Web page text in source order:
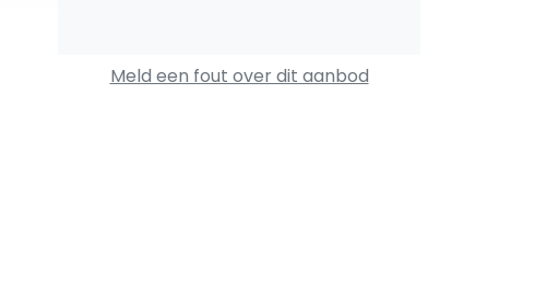
Meld een fout over dit aanbod